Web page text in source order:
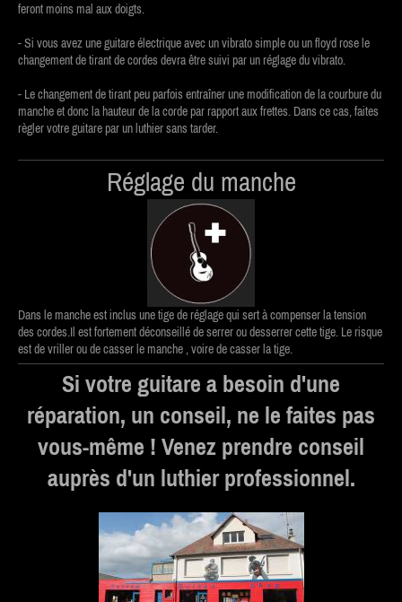
feront moins mal aux doigts.
- Si vous avez une guitare électrique avec un vibrato simple ou un floyd rose le
changement de tirant de cordes devra être suivi par un réglage du vibrato.
- Le changement de tirant peu parfois entraîner une modification de la courbure du
manche et donc la hauteur de la corde par rapport aux frettes. Dans ce cas, faites
règler votre guitare par un luthier sans tarder.
Réglage du manche
Dans le manche est inclus une tige de réglage qui sert à compenser la tension
des cordes.Il est fortement déconseillé de serrer ou desserrer cette tige. Le risque
est de vriller ou de casser le manche , voire de casser la tige.
Si votre guitare a besoin d'une
réparation, un conseil, ne le faites pas
vous-même ! Venez prendre conseil
auprès d'un luthier professionnel.